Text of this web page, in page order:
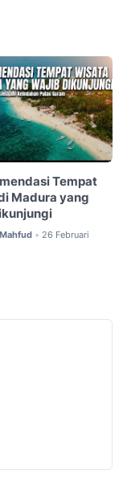
Tempat
Madura yang
• 26 Februari